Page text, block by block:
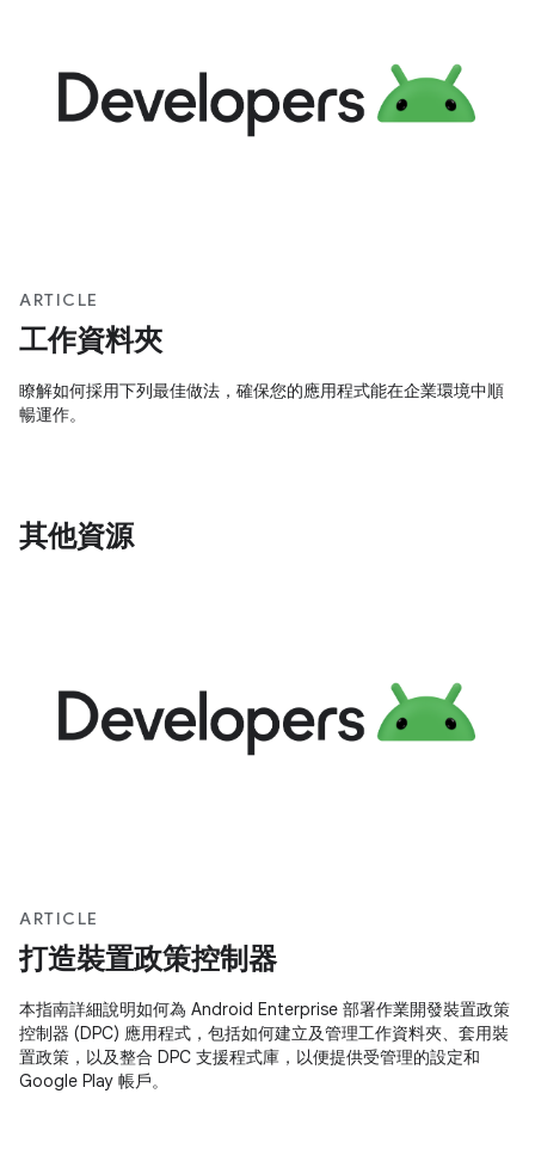
ARTICLE
工作資料夾
瞭解如何採用下列最佳做法，確保您的應用程式能在企業環境中順
暢運作。
其他資源
ARTICLE
打造裝置政策控制器
本指南詳細說明如何為 Android Enterprise 部署作業開發裝置政策
控制器 (DPC) 應用程式，包括如何建立及管理工作資料夾、套用裝
置政策，以及整合 DPC 支援程式庫，以便提供受管理的設定和
Google Play 帳戶。